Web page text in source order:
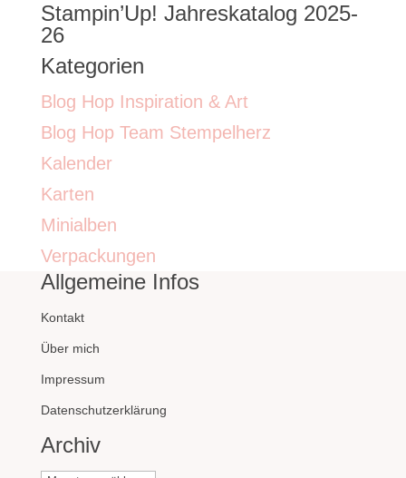
Stampin’Up! Jahreskatalog 2025-
26
Kategorien
Blog Hop Inspiration & Art
Blog Hop Team Stempelherz
Kalender
Karten
Minialben
Verpackungen
Allgemeine Infos
Kontakt
Über mich
Impressum
Datenschutzerklärung
Archiv